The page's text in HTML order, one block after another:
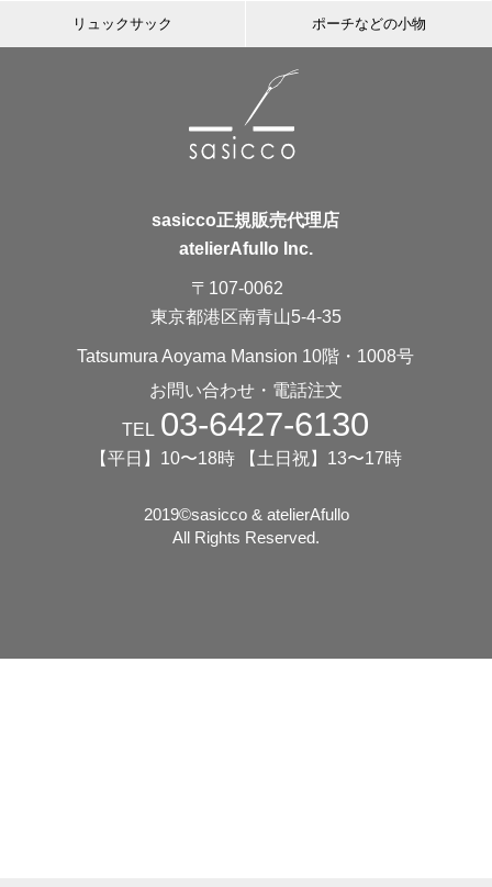
リュックサック ポーチなどの小物
sasicco正規販売代理店
atelierAfullo Inc.
〒107-0062
東京都港区南青山5-4-35
Tatsumura Aoyama Mansion 10階・1008号
お問い合わせ・電話注文
TEL 03-6427-6130
【平日】10〜18時 【土日祝】13〜17時
2019©️sasicco & atelierAfullo
All Rights Reserved.